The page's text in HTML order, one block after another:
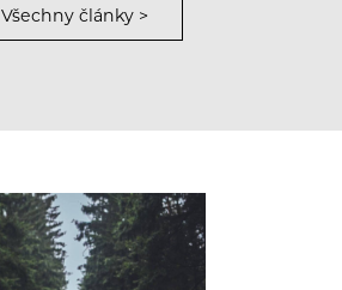
Všechny články >